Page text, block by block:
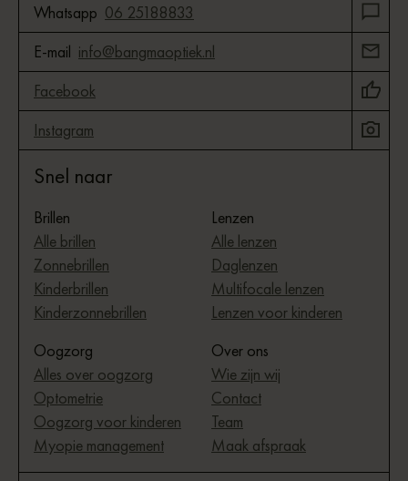
Whatsapp 06 25188833
E-mail info@bangmaoptiek.nl
Facebook
Instagram
Snel naar
Brillen
Alle brillen
Zonnebrillen
Kinderbrillen
Kinderzonnebrillen
Lenzen
Alle lenzen
Daglenzen
Multifocale lenzen
Lenzen voor kinderen
Oogzorg
Alles over oogzorg
Optometrie
Oogzorg voor kinderen
Myopie management
Over ons
Wie zijn wij
Contact
Team
Maak afspraak